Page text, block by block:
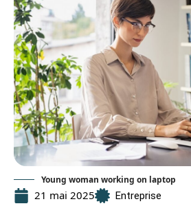
Young woman working on laptop
21 mai 2025 Entreprise